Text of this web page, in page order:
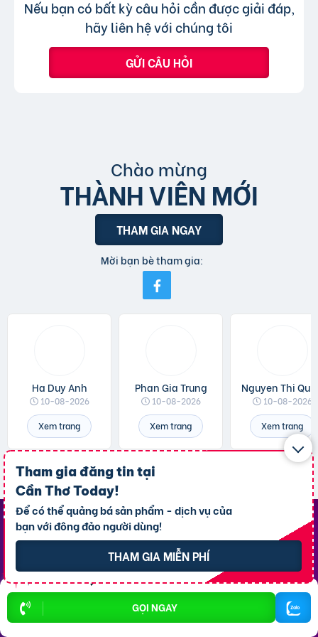
GỌI NGAY
Tham gia đăng tin tại
Cần Thơ Today!
Để có thể quảng bá sản phẩm - dịch vụ của
bạn với đông đảo người dùng!
THAM GIA MIỄN PHÍ
bài đăng.
tin đăng sử dụng tiếng Việt có dấu.
Nếu bạn có bất kỳ câu hỏi cần được giải đáp,
hãy liên hệ với chúng tôi
GỬI CÂU HỎI
Chào mừng
THÀNH VIÊN MỚI
THAM GIA NGAY
Mời bạn bè tham gia:
Ha Duy Anh
10-08-2026
Xem trang
Phan Gia Trung
10-08-2026
Xem trang
10-08-2026
Xem trang
Top Khu Vực Nổi Bật
P. Ninh Kiều
P. An Bình
P. Bình Thủy
P. Cái Răng
P. Tân An
X. Thới Lai